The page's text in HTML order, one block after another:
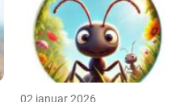
02 januar 2026